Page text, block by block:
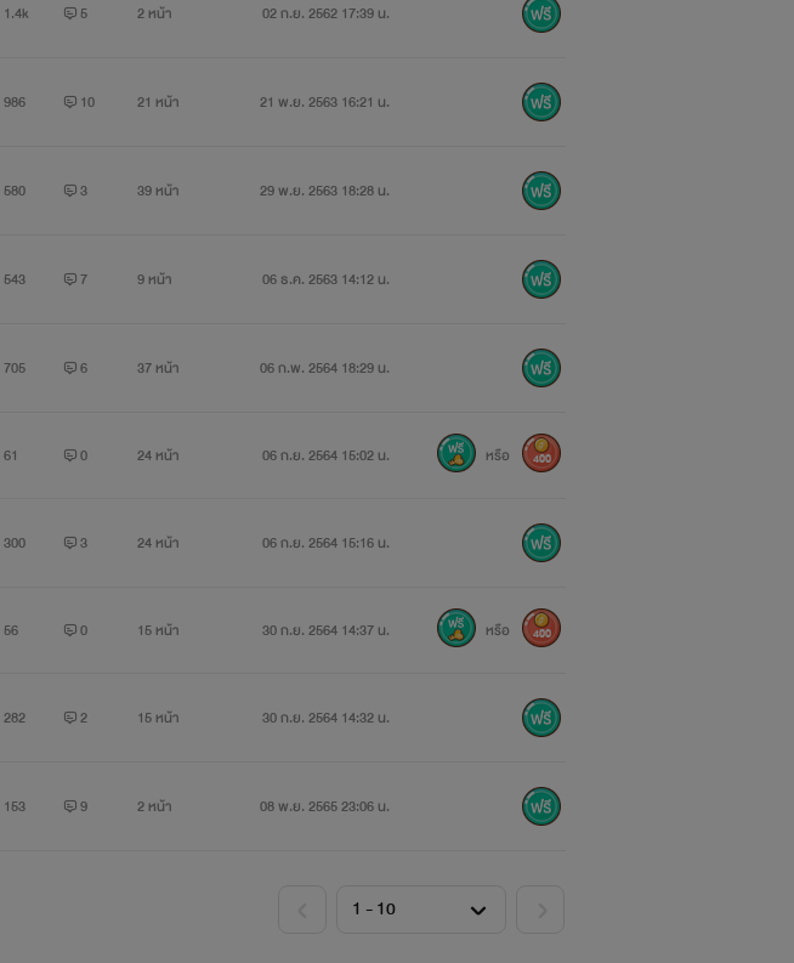
ะคะ !
ย x ชาย นะคะ
- *
- *
1.4k 5 2 หน้า 02 ก.ย. 2562 17:39 น.
986 10 21 หน้า 21 พ.ย. 2563 16:21 น.
580 3 39 หน้า 29 พ.ย. 2563 18:28 น.
543 7 9 หน้า 06 ธ.ค. 2563 14:12 น.
705 6 37 หน้า 06 ก.พ. 2564 18:29 น.
61 0 24 หน้า 06 ก.ย. 2564 15:02 น. หรือ 400
300 3 24 หน้า 06 ก.ย. 2564 15:16 น.
56 0 15 หน้า 30 ก.ย. 2564 14:37 น. หรือ 400
282 2 15 หน้า 30 ก.ย. 2564 14:32 น.
153 9 2 หน้า 08 พ.ย. 2565 23:06 น.